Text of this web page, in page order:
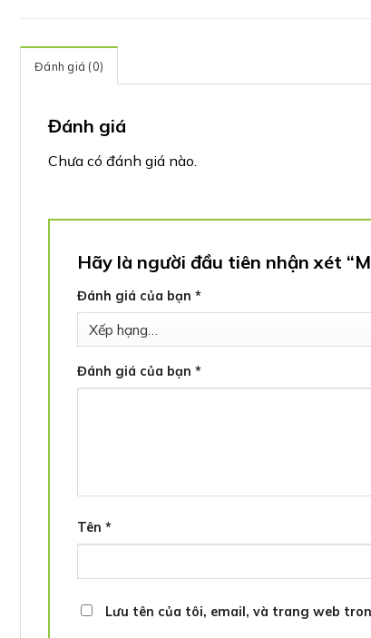
Đánh giá (0)
Đánh giá
Chưa có đánh giá nào.
Hãy là người đầu tiên nhận xét
Đánh giá của bạn *
Đánh giá của bạn *
Tên *
Lưu tên của tôi, email, và trang web